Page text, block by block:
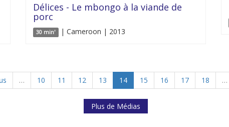
Délices - Le mbongo à la viande de
porc
30 min' | Cameroon | 2013
… 10 11 12 13 14 15 16 17 18 …
Plus de Médias